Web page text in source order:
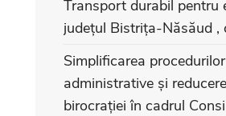
Transport durabil pentru
județul Bistrița-Năsăud ,
Simplificarea procedurilor
administrative și
birocrației în cadrul